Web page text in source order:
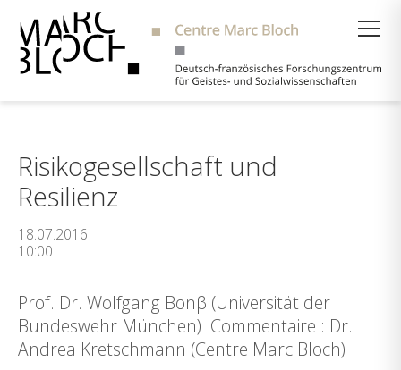
Risikogesellschaft und
Resilienz
18.07.2016
10:00
Prof. Dr. Wolfgang Bonβ (Universität der
Bundeswehr München) Commentaire : Dr.
Andrea Kretschmann (Centre Marc Bloch)